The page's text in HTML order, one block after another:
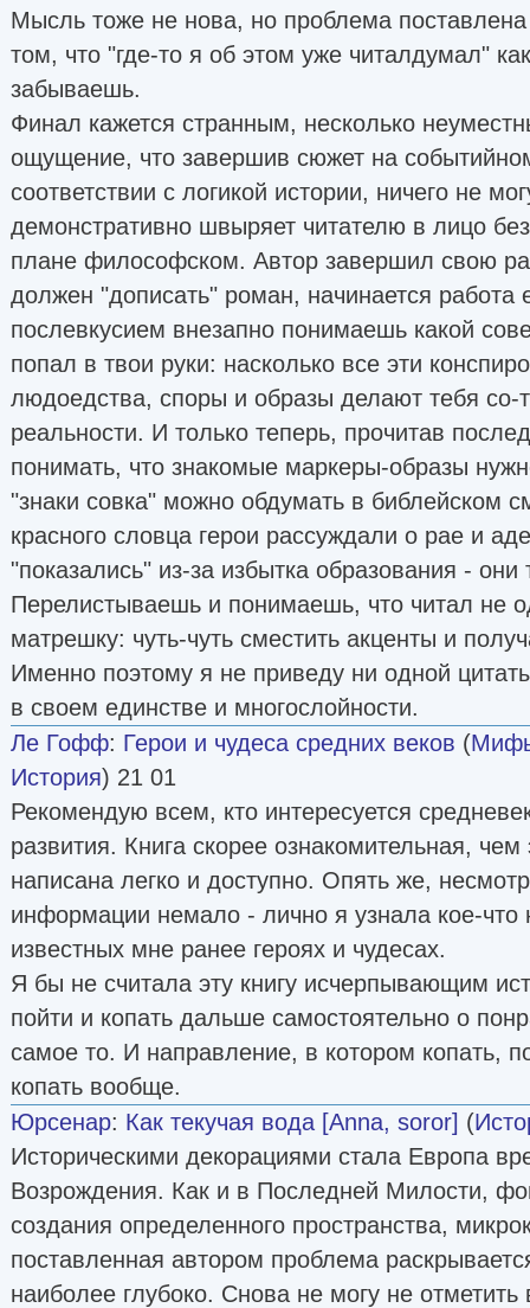
Мысль тоже не нова, но проблема поставлена
том, что "где-то я об этом уже читалдумал"
забываешь.
Финал кажется странным, несколько
ощущение, что завершив сюжет на
соответствии с логикой истории, ничего не
демонстративно швыряет читателю в лицо
плане философском. Автор завершил свою
должен "дописать" роман, начинается работа
послевкусием внезапно понимаешь какой
попал в твои руки: насколько все эти
людоедства, споры и образы делают тебя со-
реальности. И только теперь, прочитав
понимать, что знакомые маркеры-образы
"знаки совка" можно обдумать в библейском
красного словца герои рассуждали о рае и
"показались" из-за избытка образования -
Перелистываешь и понимаешь, что читал не
матрешку: чуть-чуть сместить акценты и
Именно поэтому я не приведу ни одной
в своем единстве и многослойности.
Ле Гофф: Герои и чудеса средних веков (
История) 21 01
Рекомендую всем, кто интересуется
развития. Книга скорее ознакомительная,
написана легко и доступно. Опять же,
информации немало - лично я узнала кое-что
известных мне ранее героях и чудесах.
Я бы не считала эту книгу исчерпывающим
пойти и копать дальше самостоятельно о
самое то. И направление, в котором копать,
копать вообще.
Юрсенар: Как текучая вода [Anna, soror] (
Историческими декорациями стала Европа
Возрождения. Как и в Последней Милости,
создания определенного пространства,
поставленная автором проблема
наиболее глубоко. Снова не могу не